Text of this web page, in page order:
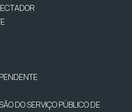
DO SERVIÇO PÚBLICO DE